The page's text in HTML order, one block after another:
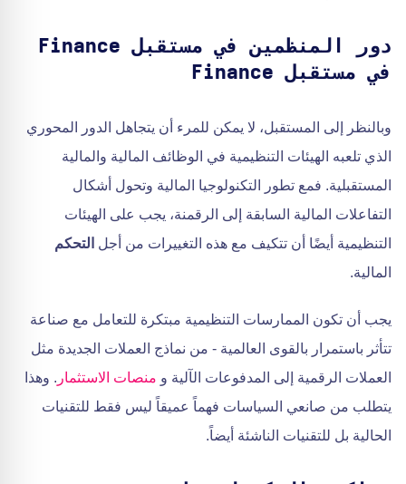
دور المنظمين في مستقبل Finance
في مستقبل Finance
وبالنظر إلى المستقبل، لا يمكن للمرء أن يتجاهل الدور المحوري
الذي تلعبه الهيئات التنظيمية في الوظائف المالية والمالية
المستقبلية. فمع تطور التكنولوجيا المالية وتحول أشكال
التفاعلات المالية السابقة إلى الرقمنة، يجب على الهيئات
التنظيمية أيضًا أن تتكيف مع هذه التغييرات من أجل التحكم
المالية.
يجب أن تكون الممارسات التنظيمية مبتكرة للتعامل مع صناعة
تتأثر باستمرار بالقوى العالمية - من نماذج العملات الجديدة مثل
العملات الرقمية إلى المدفوعات الآلية و منصات الاستثمار . وهذا
يتطلب من صانعي السياسات فهماً عميقاً ليس فقط للتقنيات
الحالية بل للتقنيات الناشئة أيضاً.